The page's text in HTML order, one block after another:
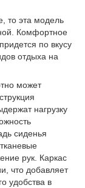
тo эта модель
Комфортное
по вкусу
отдыха на
может
нагрузку
сиденья
рук. Каркас
что добавляет
удобства в